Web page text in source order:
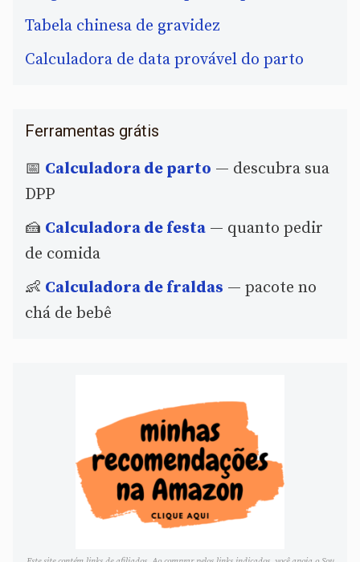
Tabela chinesa de gravidez
Calculadora de data provável do parto
Ferramentas grátis
📅 Calculadora de parto — descubra sua
DPP
🍰 Calculadora de festa — quanto pedir
de comida
👶 Calculadora de fraldas — pacote no
chá de bebê